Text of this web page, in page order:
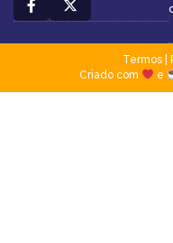
Termos|
Criado com
e